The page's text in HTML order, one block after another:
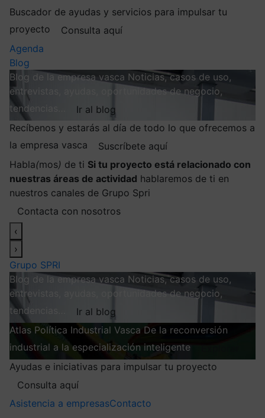
Buscador de ayudas y servicios para impulsar tu
proyecto
Consulta aquí
Agenda
Blog
Blog de la empresa vasca Noticias, casos de uso,
entrevistas, ayudas, oportunidades de negocio,
tendencias…
Ir al blog
Recíbenos y estarás al día de todo lo que ofrecemos a
la empresa vasca
Suscríbete aquí
Habla(mos) de ti Si tu proyecto está relacionado con
nuestras áreas de actividad hablaremos de ti en
nuestros canales de Grupo Spri
Contacta con nosotros
‹
›
Grupo SPRI
Blog de la empresa vasca Noticias, casos de uso,
entrevistas, ayudas, oportunidades de negocio,
tendencias…
Ir al blog
Atlas Política Industrial Vasca De la reconversión
industrial a la especialización inteligente
Ayudas e iniciativas para impulsar tu proyecto
Consulta aquí
Asistencia a empresasContacto